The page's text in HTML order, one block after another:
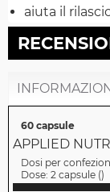
aiuta il
60 capsule
APPLIED
Dosi per
Dose: 2 capsule ()